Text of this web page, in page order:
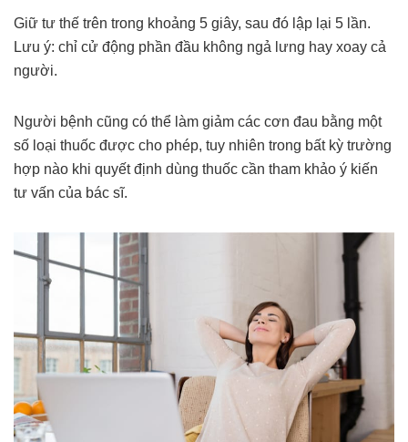
Giữ tư thế trên trong khoảng 5 giây, sau đó lập lại 5 lần.
Lưu ý: chỉ cử động phần đầu không ngả lưng hay xoay cả
người.
Người bệnh cũng có thể làm giảm các cơn đau bằng một
số loại thuốc được cho phép, tuy nhiên trong bất kỳ trường
hợp nào khi quyết định dùng thuốc cần tham khảo ý kiến
tư vấn của bác sĩ.